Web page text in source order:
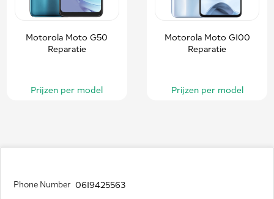
Motorola Moto G50
Reparatie
Prijzen per model
Motorola Moto G100
Reparatie
Prijzen per model
Phone Number 0619425563